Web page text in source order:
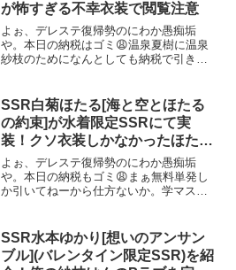
が怖すぎる不幸衣装で閲覧注意
よぉ、デレステ復帰勢のにわか愚痴垢
や。本日の納税はゴミ😩温泉夏樹に温泉
紗枝のためになんとしても納税で引き当
たブランSSR白菊ほたるを紹介するで。
ブランSSR白菊ほた...
SSR白菊ほたる[海と空とほたる
の約束]が水着限定SSRにて実
装！クソ衣装しかなかったほたる
にも遂に神衣装が……
よぉ、デレステ復帰勢のにわか愚痴垢
や。本日の納税もゴミ😩まぁ無料単発し
か引いてねーから仕方ないか。学マスの
て、今回は俺の愛するしゅがはの水着限
定と同時期に実装された...
SSR水本ゆかり[想いのアンサン
ブル](バレンタイン限定SSR)を紹